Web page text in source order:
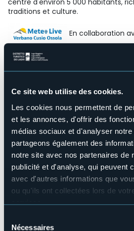
Ce site web utilise des cookies.
Les cookies nous permettent de
et les annonces, d'offrir des
médias sociaux et d'analyser
partageons également des
notre site avec nos partenaires de
publicité et d'analyse, qui peuvent
avec d'autres informations que
ou qu'ils ont collectées lors de
services.
manière de les gérer et de les
Nécessaires
centre d'environ 5 000 habitants,
traditions et culture.
En collaboration
Beau temps
Ouvrir la carte